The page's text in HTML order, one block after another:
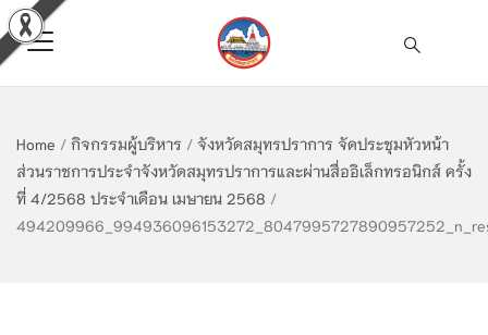
Home / กิจกรรมผู้บริหาร / จังหวัดสมุทรปราการ จัดประชุมหัวหน้า
ส่วนราชการประจำจังหวัดสมุทรปราการและผ่านสื่ออิเล็กทรอนิกส์ ครั้ง
ที่ 4/2568 ประจำเดือน เมษายน 2568 /